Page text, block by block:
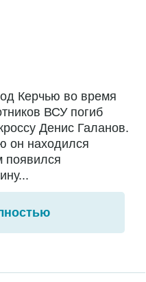
Керчью во время
ВСУ погиб
Денис Галанов.
он находился
появился